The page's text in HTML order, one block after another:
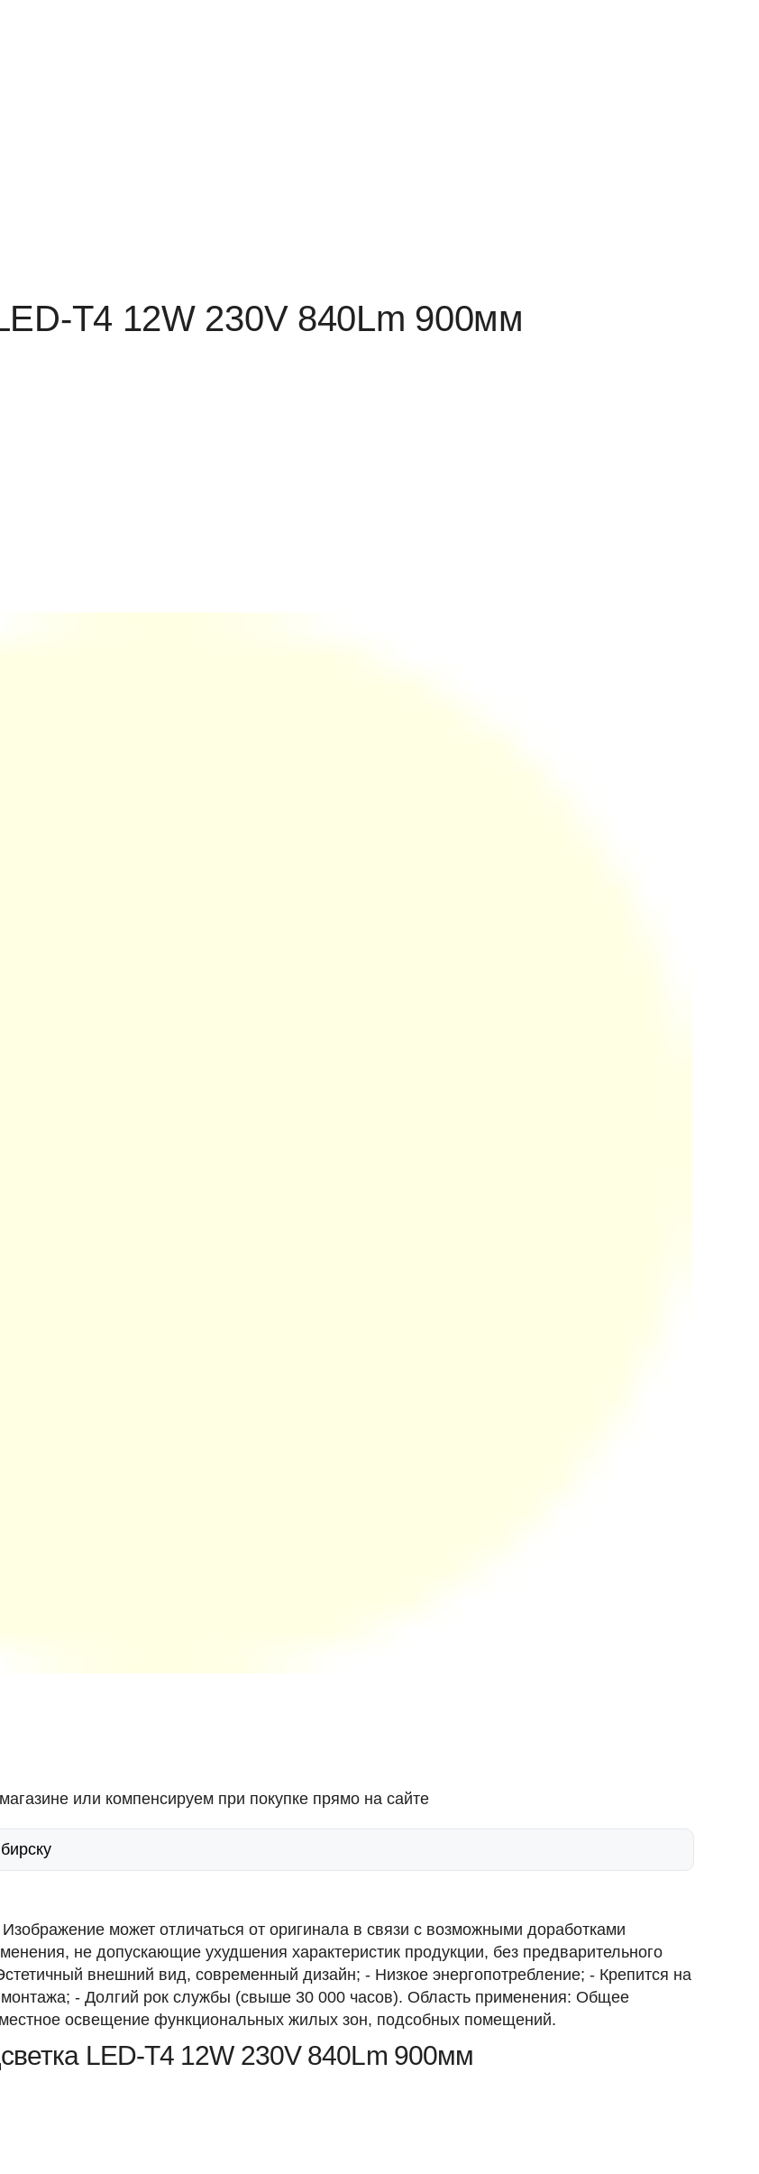
T4 12W 230V 840Lm 900мм
или компенсируем при покупке прямо на сайте
может отличаться от оригинала в связи с возможными доработками
не допускающие ухудшения характеристик продукции, без предварительного
внешний вид, современный дизайн; - Низкое энергопотребление; - Крепится на
монтажа; - Долгий рок службы (свыше 30 000 часов). Область применения: Общее
освещение функциональных жилых зон, подсобных помещений.
LED-T4 12W 230V 840Lm 900мм